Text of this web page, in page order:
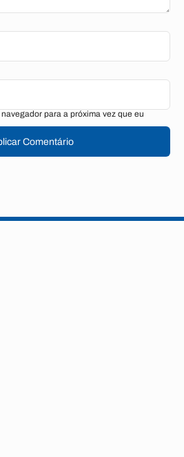
para a próxima vez que eu
Comentário